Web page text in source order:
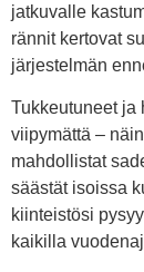
jatkuvalle
rännit kertovat
järjestelmän
Tukkeutuneet ja
viipymättä –
mahdollistat
säästät isoissa
kiinteistösi
kaikilla